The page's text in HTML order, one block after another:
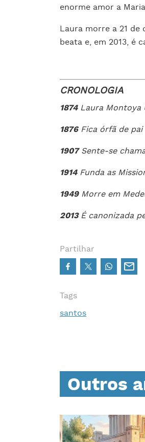
enorme amor a
Laura morre a 21 de
beata e, em 2013, é
CRONOLOGIA
1874Laura Montoya
1876Fica órfã de pai
1907Sente-se
1914Funda as
1949 Morre em
2013É canonizada
Partilhar
Tags
santos
Outros